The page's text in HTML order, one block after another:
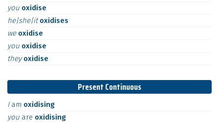
you oxidise
he|she|itoxidises
we oxidise
you oxidise
theyoxidise
Present Continuous
I am oxidising
you are oxidising